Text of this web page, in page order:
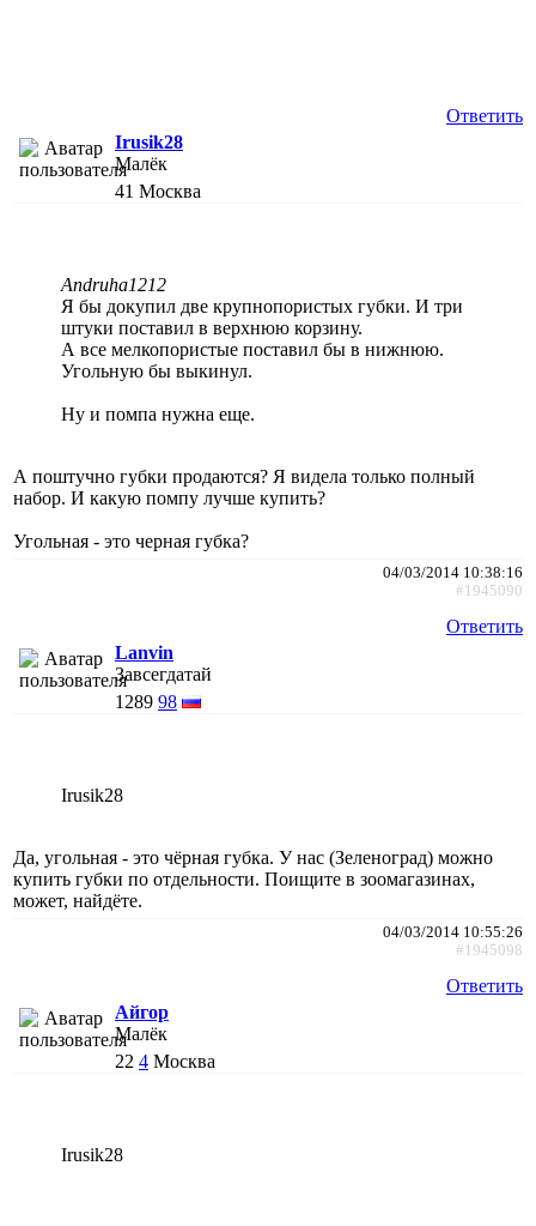
Ответить
Irusik28
Малёк
41 Москва
Andruha1212
Я бы докупил две крупнопористых губки. И три
штуки поставил в верхнюю корзину.
А все мелкопористые поставил бы в нижнюю.
Угольную бы выкинул.
Ну и помпа нужна еще.
А поштучно губки продаются? Я видела только полный
набор. И какую помпу лучше купить?
Угольная - это черная губка?
04/03/2014 10:38:16
#1945090
Ответить
Lanvin
Завсегдатай
1289 98
Irusik28
Да, угольная - это чёрная губка. У нас (Зеленоград) можно
купить губки по отдельности. Поищите в зоомагазинах,
может, найдёте.
04/03/2014 10:55:26
#1945098
Ответить
Айгор
Малёк
22 4 Москва
Irusik28